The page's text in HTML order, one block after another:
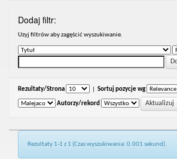
Dodaj filtr:
Uzyj filtrów aby zagęścić wyszukiwanie.
Rezultaty/Strona Sortuj pozycje wg
Autorzy/rekord
Rezultaty 1-1 z 1 (Czas wyszukiwania: 0.001 sekund).